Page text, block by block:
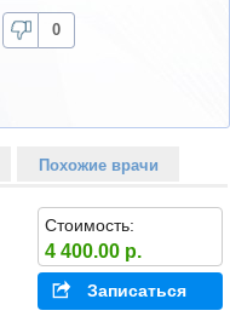
0
Похожие врачи
Стоимость:
4 400.00 р.
Записаться